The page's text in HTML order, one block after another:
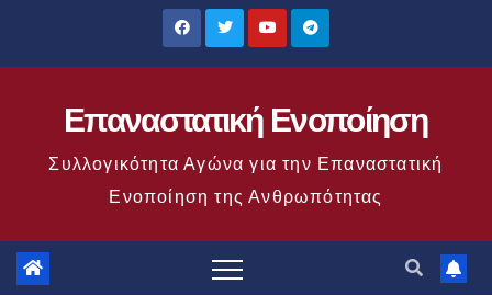
Επαναστατική Ενοποίηση
Συλλογικότητα Αγώνα για την Επαναστατική
Ενοποίηση της Ανθρωπότητας